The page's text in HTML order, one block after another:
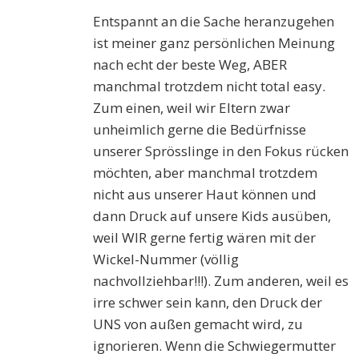
Entspannt an die Sache heranzugehen
ist meiner ganz persönlichen Meinung
nach echt der beste Weg, ABER
manchmal trotzdem nicht total easy.
Zum einen, weil wir Eltern zwar
unheimlich gerne die Bedürfnisse
unserer Sprösslinge in den Fokus rücken
möchten, aber manchmal trotzdem
nicht aus unserer Haut können und
dann Druck auf unsere Kids ausüben,
weil WIR gerne fertig wären mit der
Wickel-Nummer (völlig
nachvollziehbar!!!). Zum anderen, weil es
irre schwer sein kann, den Druck der
UNS von außen gemacht wird, zu
ignorieren. Wenn die Schwiegermutter